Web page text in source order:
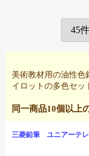
美術教材用の油性色
イロットの多色セッ
同一商品10個以上
三菱鉛筆 ユニアーテレ